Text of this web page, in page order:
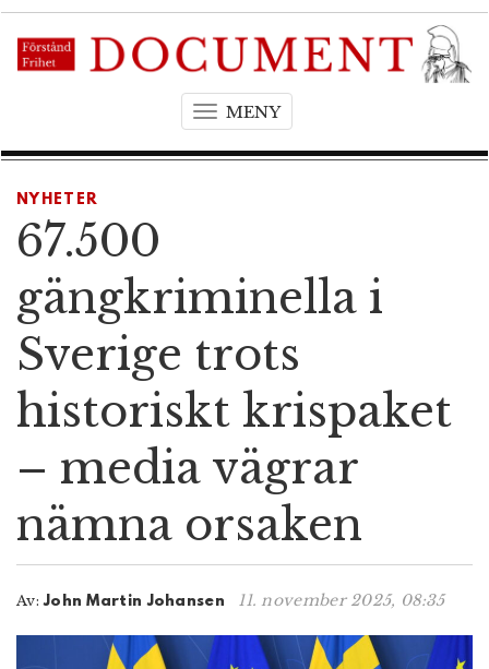
MENYT
g
a
i
g
a
t
i
o
n
NYHETER
67.500
gängkriminella i
Sverige trots
historiskt krispaket
– media vägrar
nämna orsaken
Av: John Martin Johansen 11. november 2025, 08:35